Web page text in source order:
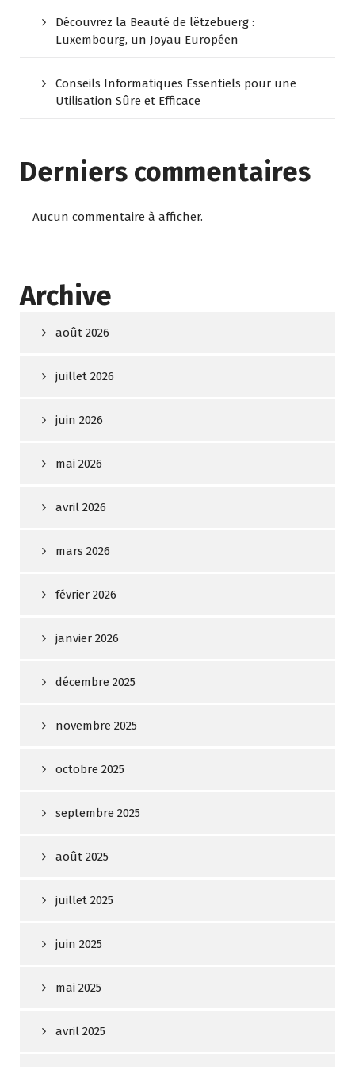
Découvrez la Beauté de lëtzebuerg :
Luxembourg, un Joyau Européen
Conseils Informatiques Essentiels pour une
Utilisation Sûre et Efficace
Derniers commentaires
Aucun commentaire à afficher.
Archive
août 2026
juillet 2026
juin 2026
mai 2026
avril 2026
mars 2026
février 2026
janvier 2026
décembre 2025
novembre 2025
octobre 2025
septembre 2025
août 2025
juillet 2025
juin 2025
mai 2025
avril 2025